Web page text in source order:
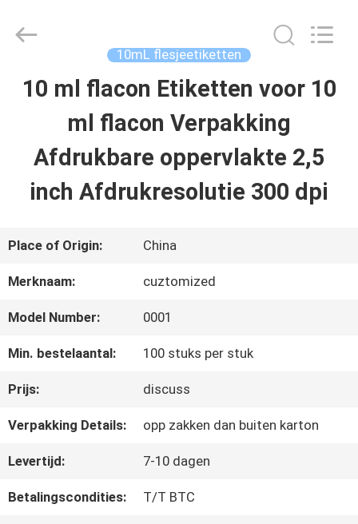
HUIS
PRODUCTEN
ONGEVEER
ONS
KWALITEITSCONTROLE
CONTACTEER
NIEUWS
(Xiamen)
10mL flesjeetiketten
10 ml flacon Etiketten voor 10
ml flacon Verpakking
Afdrukbare oppervlakte 2,5
inch Afdrukresolutie 300 dpi
Place of Origin: China
Merknaam: cuztomized
Model Number: 0001
Min. bestelaantal: 100 stuks per stuk
Prijs: discuss
Verpakking Details: opp zakken dan buiten karton
Levertijd: 7-10 dagen
Betalingscondities: T/T BTC